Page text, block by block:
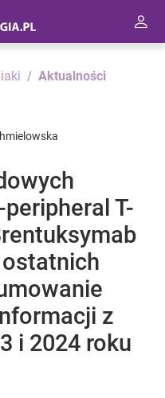
Aktualności
T-
z
i 2024 roku